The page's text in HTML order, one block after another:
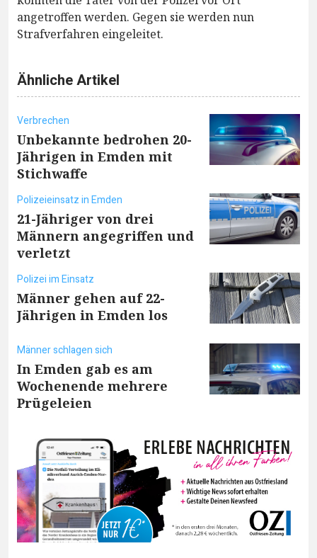
angetroffen werden. Gegen sie werden nun
Strafverfahren eingeleitet.
Ähnliche Artikel
Verbrechen
Unbekannte bedrohen 20-
Jährigen in Emden mit
Stichwaffe
Polizeieinsatz in Emden
21-Jähriger von drei
Männern angegriffen und
verletzt
Polizei im Einsatz
Männer gehen auf 22-
Jährigen in Emden los
Männer schlagen sich
In Emden gab es am
Wochenende mehrere
Prügeleien